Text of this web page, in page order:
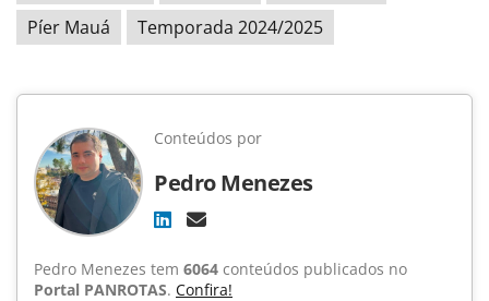
Píer Mauá
Temporada 2024/2025
Conteúdos por
Pedro Menezes
Pedro Menezes tem 6064 conteúdos publicados no
Portal PANROTAS. Confira!